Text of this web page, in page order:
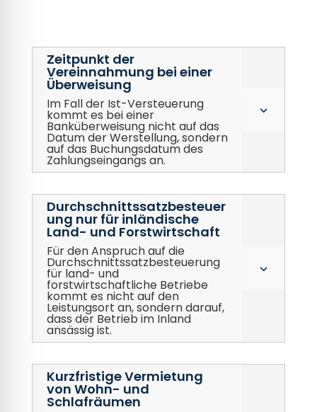
Zeitpunkt der
Vereinnahmung bei einer
Überweisung
Im Fall der Ist-Versteuerung
kommt es bei einer
Banküberweisung nicht auf das
Datum der Werstellung, sondern
auf das Buchungsdatum des
Zahlungseingangs an.
3
Durchschnittssatzbesteuer
ung nur für inländische
Land- und Forstwirtschaft
Für den Anspruch auf die
Durchschnittssatzbesteuerung
für land- und
forstwirtschaftliche Betriebe
kommt es nicht auf den
Leistungsort an, sondern darauf,
dass der Betrieb im Inland
ansässig ist.
3
Kurzfristige Vermietung
von Wohn- und
Schlafräumen